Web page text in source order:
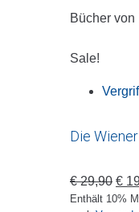
Bücher
Sale!
Die
€29,90 €
Enthält 10%